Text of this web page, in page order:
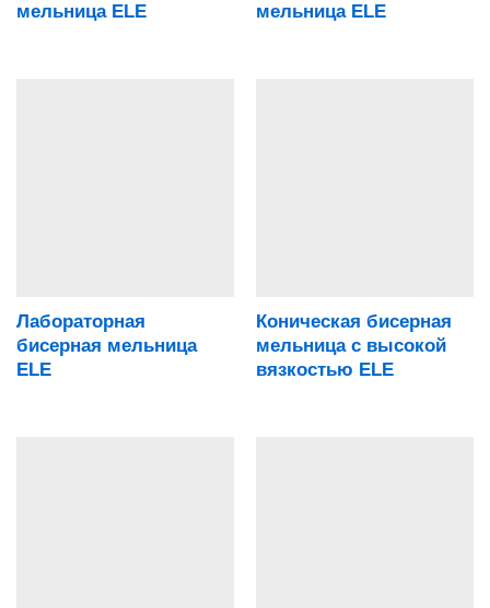
мельница ELE
мельница ELE
Лабораторная
бисерная мельница
ELE
Коническая бисерная
мельница с высокой
вязкостью ELE